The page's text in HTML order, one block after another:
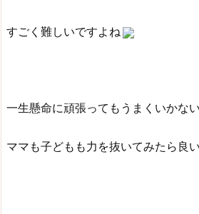
すごく難しいですよね
一生懸命に頑張ってもうまくいかな
ママも子どもも力を抜いてみたら良